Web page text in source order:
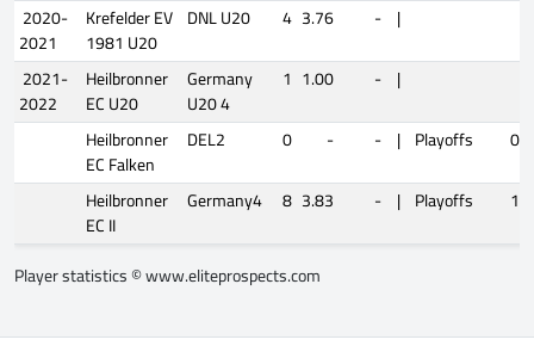
2020-
2021
Krefelder EV
1981 U20
DNL U20 4 3.76 - |
2021-
2022
Heilbronner
EC U20
Germany
U20 4
1 1.00 - |
Heilbronner
EC Falken
DEL2 0 - - | Playoffs
0
Heilbronner
EC II
Germany4 8 3.83 - | Playoffs 1
Player statistics ©www.eliteprospects.com